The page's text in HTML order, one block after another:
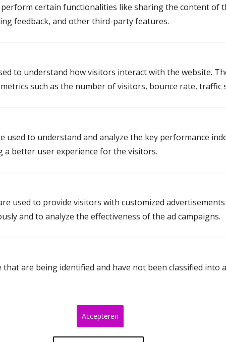
certain functionalities like sharing the content of
feedback, and other third-party features.
to understand how visitors interact with the website.
such as the number of visitors, bounce rate, traffic
used to understand and analyze the key performance
a better user experience for the visitors.
used to provide visitors with customized
and to analyze the effectiveness of the ad campaigns.
are being identified and have not been classified into
Accepteren
Voor klanten waarbij er sprake is van
bijvoorbeeld: een koopwoning;
Inclusief:
partneralimentatie
Ouderschapsplan